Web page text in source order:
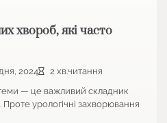
хвороб, які часто
2024
2 хв.читання
— це важливий складник
Проте урологічні захворювання